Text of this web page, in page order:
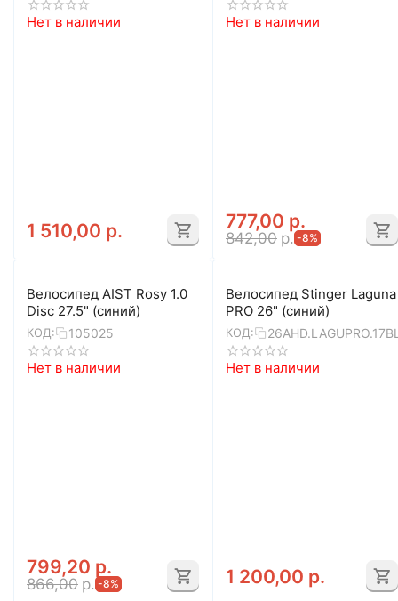
Нет в наличии
1 510,00 р.
Нет в наличии
777,00 р.
842,00 р. -8%
Велосипед AIST Rosy 1.0
Disc 27.5" (синий)
КОД: 105025
Нет в наличии
799,20 р.
866,00 р. -8%
Велосипед Stinger Laguna
PRO 26" (синий)
КОД:
Нет в наличии
1 200,00 р.